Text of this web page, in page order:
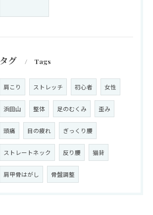
タグ Tags
肩こり ストレッチ 初心者 女性
浜田山 整体 足のむくみ 歪み
頭痛 目の疲れ ぎっくり腰
ストレートネック 反り腰 猫背
肩甲骨はがし 骨盤調整